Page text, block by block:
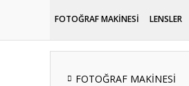
FOTOĞRAF MAKİNESİ LENSLER
FOTOĞRAF MAKİNESİ